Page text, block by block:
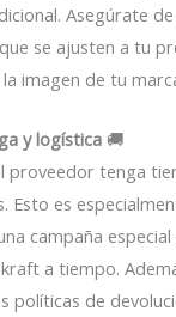
Asegúrate
se ajusten a tu
imagen de tu
y logística 🚚
proveedor tenga
Esto es
campaña
a tiempo.
políticas de